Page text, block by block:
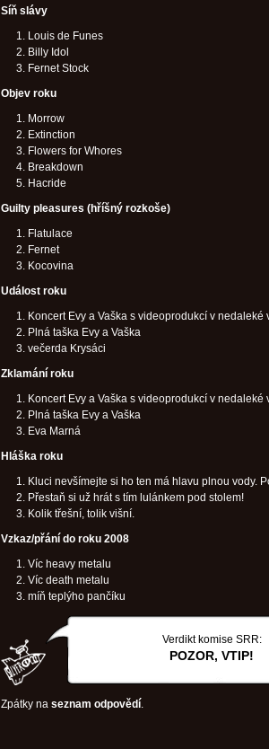
Síň slávy
Louis de Funes
Billy Idol
Fernet Stock
Objev roku
Morrow
Extinction
Flowers for Whores
Breakdown
Hacride
Guilty pleasures (hříšný rozkoše)
Flatulace
Fernet
Kocovina
Událost roku
Koncert Evy a Vaška s videoprodukcí v nedaleké
Plná taška Evy a Vaška
večerda Krysáci
Zklamání roku
Koncert Evy a Vaška s videoprodukcí v nedaleké
Plná taška Evy a Vaška
Eva Marná
Hláška roku
Kluci nevšímejte si ho ten má hlavu plnou vody.
Přestaň si už hrát s tím lulánkem pod stolem!
Kolik třešní, tolik višní.
Vzkaz/přání do roku 2008
Víc heavy metalu
Víc death metalu
míň teplýho pančíku
Verdikt komise SRR:
POZOR, VTIP!
Zpátky na seznam odpovědí.